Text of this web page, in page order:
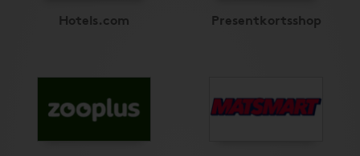
Hotels.com Presentkortsshop